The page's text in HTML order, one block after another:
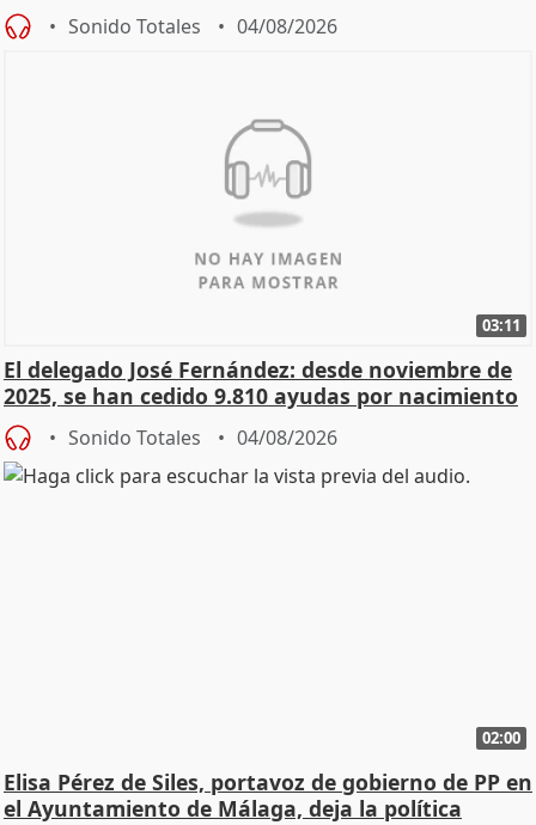
Sonido Totales 04/08/2026
03:11
El delegado José Fernández: desde noviembre de
2025, se han cedido 9.810 ayudas por nacimiento
Sonido Totales 04/08/2026
02:00
Elisa Pérez de Siles, portavoz de gobierno de PP en
el Ayuntamiento de Málaga, deja la política